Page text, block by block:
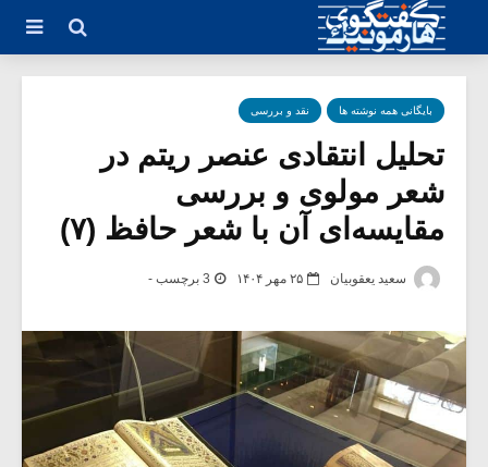
بایگانی همه نوشته ها نقد و بررسی
تحلیل انتقادی عنصر ریتم در
شعر مولوی و بررسی
مقایسه‌ای آن با شعر حافظ (۷)
سعید یعقوبیان ۲۵ مهر ۱۴۰۴ 3 برچسب -